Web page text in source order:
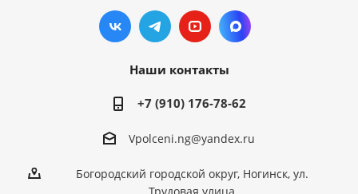
Наши контакты
+7 (910) 176-78-62
Vpolceni.ng@yandex.ru
Богородский городской округ, Ногинск, ул.